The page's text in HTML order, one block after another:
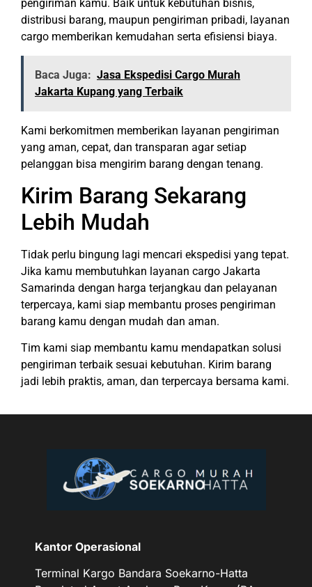
pengiriman kamu. Baik untuk kebutuhan bisnis,
distribusi barang, maupun pengiriman pribadi, layanan
cargo memberikan kemudahan serta efisiensi biaya.
Baca Juga: Jasa Ekspedisi Cargo Murah
Jakarta Kupang yang Terbaik
Kami berkomitmen memberikan layanan pengiriman
yang aman, cepat, dan transparan agar setiap
pelanggan bisa mengirim barang dengan tenang.
Kirim Barang Sekarang
Lebih Mudah
Tidak perlu bingung lagi mencari ekspedisi yang tepat.
Jika kamu membutuhkan layanan cargo Jakarta
Samarinda dengan harga terjangkau dan pelayanan
terpercaya, kami siap membantu proses pengiriman
barang kamu dengan mudah dan aman.
Tim kami siap membantu kamu mendapatkan solusi
pengiriman terbaik sesuai kebutuhan. Kirim barang
jadi lebih praktis, aman, dan terpercaya bersama kami.
Kantor Operasional
Terminal Kargo Bandara Soekarno-Hatta